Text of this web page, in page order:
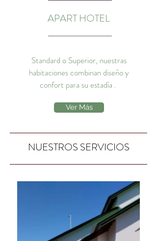
APART HOTEL
Standard o Superior, nuestras
habitaciones combinan diseño y
confort para su estadía .
Ver Más
NUESTROS SERVICIOS